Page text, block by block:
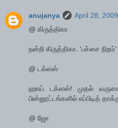
anujanya
April 28,
@ கிருத்திகா
நன்றி கிருத்திகா. 'பச்சை
@ டக்ளஸ்
ஹாய் டக்ளஸ்! முதல்
பின்னூட்டங்களில் எப்பிடித்
@ ஜோ